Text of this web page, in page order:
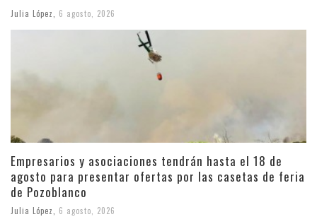
Julia López 6 agosto, 2026
Empresarios y asociaciones tendrán hasta el 18 de
agosto para presentar ofertas por las casetas de feria
de Pozoblanco
Julia López 6 agosto, 2026